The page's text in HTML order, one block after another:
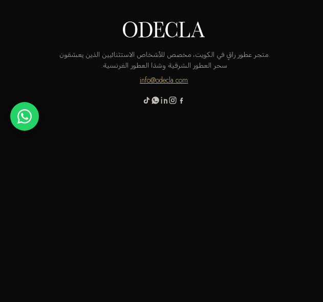
متجر عطور راقٍ في الكويت، مخصص للأشخاص الاستثنائيين الذين يعشقون
سحر العطور الشرقية وشذا العطور الفرنسية.
info@odecla.com